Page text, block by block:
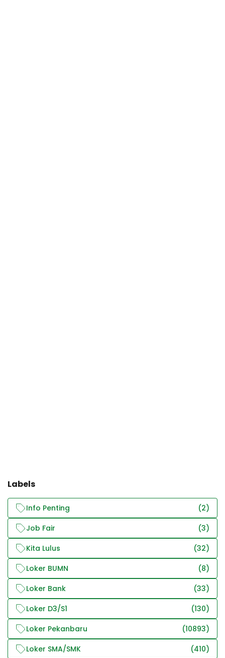
Labels
Info Penting
(2)
Job Fair
(3)
Kita Lulus
(32)
Loker BUMN
(8)
Loker Bank
(33)
Loker D3/S1
(130)
Loker Pekanbaru
(10893)
Loker SMA/SMK
(410)